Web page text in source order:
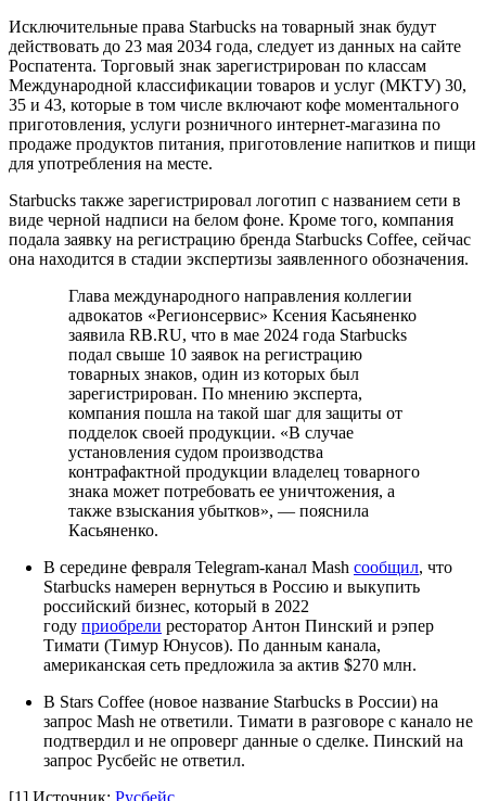
Исключительные права Starbucks на товарный знак будут
действовать до 23 мая 2034 года, следует из данных на сайте
Роспатента. Торговый знак зарегистрирован по классам
Международной классификации товаров и услуг (МКТУ) 30,
35 и 43, которые в том числе включают кофе моментального
приготовления, услуги розничного интернет-магазина по
продаже продуктов питания, приготовление напитков и пищи
для употребления на месте.
Starbucks также зарегистрировал логотип с названием сети в
виде черной надписи на белом фоне. Кроме того, компания
подала заявку на регистрацию бренда Starbucks Coffee, сейчас
она находится в стадии экспертизы заявленного обозначения.
Глава международного направления коллегии
адвокатов «Регионсервис» Ксения Касьяненко
заявила RB.RU, что в мае 2024 года Starbucks
подал свыше 10 заявок на регистрацию
товарных знаков, один из которых был
зарегистрирован. По мнению эксперта,
компания пошла на такой шаг для защиты от
подделок своей продукции. «В случае
установления судом производства
контрафактной продукции владелец товарного
знака может потребовать ее уничтожения, а
также взыскания убытков», — пояснила
Касьяненко.
В середине февраля Telegram-канал Mash сообщил, что
Starbucks намерен вернуться в Россию и выкупить
российский бизнес, который в 2022
году приобрели ресторатор Антон Пинский и рэпер
Тимати (Тимур Юнусов). По данным канала,
американская сеть предложила за актив $270 млн.
В Stars Coffee (новое название Starbucks в России) на
запрос Mash не ответили. Тимати в разговоре с канало не
подтвердил и не опроверг данные о сделке. Пинский на
запрос Русбейс не ответил.
[1] Источник: Русбейс